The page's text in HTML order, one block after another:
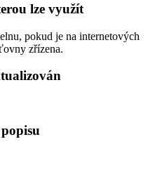
lze využít
pokud je na internetových
zřízena.